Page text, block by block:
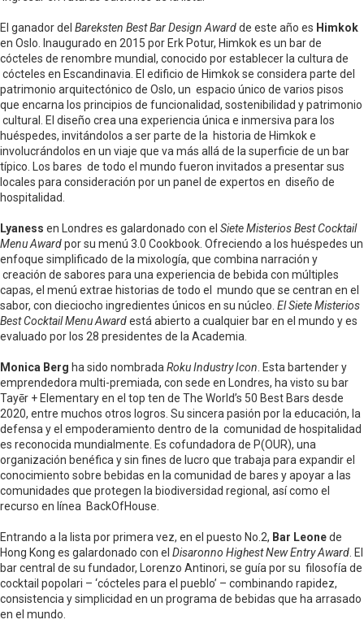
El ganador del Bareksten Best Bar Design Awardde este año es Himkok
en Oslo. Inaugurado en 2015 por Erk Potur, Himkok es un bar de
cócteles de renombre mundial, conocido por establecer la cultura de
cócteles en Escandinavia. El edificio de Himkok se considera parte del
patrimonio arquitectónico de Oslo, un espacio único de varios pisos
que encarna los principios de funcionalidad, sostenibilidad y patrimonio
cultural. El diseño crea una experiencia única e inmersiva para los
huéspedes, invitándolos a ser parte de la historia de Himkok e
involucrándolos en un viaje que va más allá de la superficie de un bar
típico. Los bares de todo el mundo fueron invitados a presentar sus
locales para consideración por un panel de expertos en diseño de
hospitalidad.
Lyaness en Londres es galardonado con el Siete Misterios Best Cocktail
Menu Awardpor su menú 3.0 Cookbook. Ofreciendo a los huéspedes un
enfoque simplificado de la mixología, que combina narración y
creación de sabores para una experiencia de bebida con múltiples
capas, el menú extrae historias de todo el mundo que se centran en el
sabor, con dieciocho ingredientes únicos en su núcleo. El Siete Misterios
Best Cocktail Menu Awardestá abierto a cualquier bar en el mundo y es
evaluado por los 28 presidentes de la Academia.
Monica Berg ha sido nombrada Roku Industry Icon . Esta bartender y
emprendedora multi-premiada, con sede en Londres, ha visto su bar
Tayēr + Elementary en el top ten de The World’s 50 Best Bars desde
2020, entre muchos otros logros. Su sincera pasión por la educación, la
defensa y el empoderamiento dentro de la comunidad de hospitalidad
es reconocida mundialmente. Es cofundadora de P(OUR), una
organización benéfica y sin fines de lucro que trabaja para expandir el
conocimiento sobre bebidas en la comunidad de bares y apoyar a las
comunidades que protegen la biodiversidad regional, así como el
recurso en línea BackOfHouse.
Entrando a la lista por primera vez, en el puesto No.2, Bar Leonede
Hong Kong es galardonado con el Disaronno Highest New Entry Award . El
bar central de su fundador, Lorenzo Antinori, se guía por su filosofía de
cocktail popolari – ‘cócteles para el pueblo’ – combinando rapidez,
consistencia y simplicidad en un programa de bebidas que ha arrasado
en el mundo.